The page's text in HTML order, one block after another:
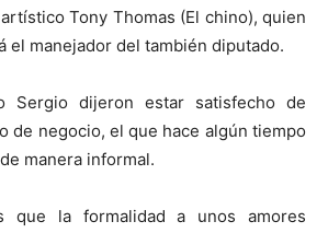
Tony Thomas (El chino), quien
el manejador del también diputado.
Sergio dijeron estar satisfecho de
de negocio, el que hace algún tiempo
manera informal.
que la formalidad a unos amores